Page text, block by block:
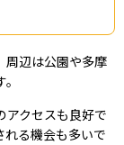
周辺は公園や多摩
アクセスも良好で
れる機会も多いで